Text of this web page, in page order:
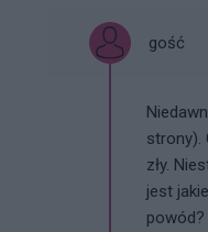
gość
strony).
zły.
jest
powód?